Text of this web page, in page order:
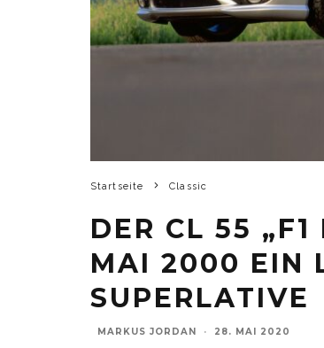
Startseite Classic
DER CL 55
MAI 2000 EIN
SUPERLATIVE
MARKUS JORDAN · 28. MAI 2020